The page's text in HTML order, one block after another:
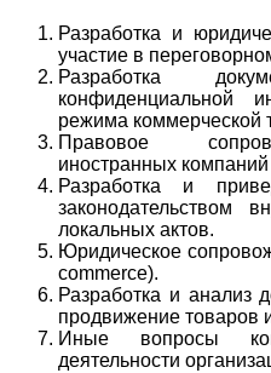
Разработка и
участие в
Разработка
конфиденциальной
режима коммерческой
Правовое
иностранных
Разработка и
законодательством
локальных актов.
Юридическое
commerce).
Разработка и анализ
продвижение товаров
Иные вопросы
деятельности